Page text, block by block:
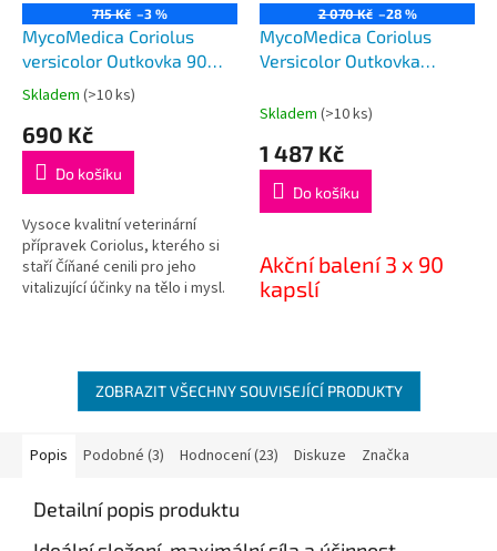
715 Kč –3 %
MycoMedica Coriolus
versicolor Outkovka 90
kapslí
Průměrné
produktu
5,0
5
hvězdiček.
Skladem (>10 ks)
690 Kč
Do košíku
Vysoce kvalitní veterinární
přípravek Coriolus, kterého si
staří Číňané cenili pro jeho
vitalizující účinky na tělo i mysl.
onemocnění.Coriolus
nemůžeme nabízet jako
doplněk stravy na základě
2 070 Kč –28 %
MycoMedica Coriolus
Versicolor Outkovka
Skladem (>10 ks)
1 487 Kč
Do košíku
Akční balení 3 x 90
kapslí
staří Číňané cenili pro jeho
vitalizující účinky na tělo i mysl.
Tradiční medicína věří v jeho
nádorových
absurdní vyhlášky EU.
ZOBRAZIT VŠECHNY SOUVISEJÍCÍ PRODUKTY
Popis Podobné (3) Hodnocení (23) Diskuze Značka
Detailní popis produktu